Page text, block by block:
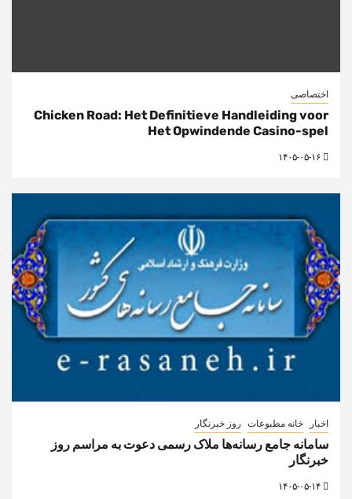
اختصاصی
Chicken Road: Het Definitieve Handleiding voor
Het Opwindende Casino-spel
اخبار خانه مطبوعات روز خبرنگار
سامانه جامع رسانه‌ها ملاک رسمی دعوت به مراسم روز
خبرنگار